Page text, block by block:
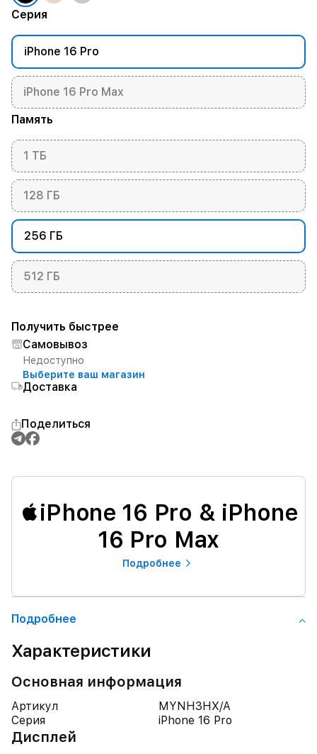
Серия
iPhone 16 Pro
iPhone 16 Pro Max
Память
1 ТБ
128 ГБ
256 ГБ
512 ГБ
Получить быстрее
Самовывоз
Недоступно
Выберите ваш магазин
Доставка
Поделиться
iPhone 16 Pro & iPhone
16 Pro Max
Подробнее
Подробнее
Характеристики
Основная информация
Артикул
MYNH3HX/A
Серия
iPhone 16 Pro
Дисплей